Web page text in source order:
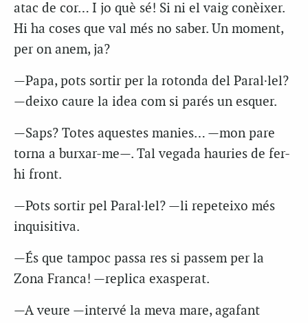
atac de cor… I jo què sé! Si ni el vaig conèixer.
Hi ha coses que val més no saber. Un moment,
per on anem, ja?
—Papa, pots sortir per la rotonda del Paral·lel?
—deixo caure la idea com si parés un esquer.
—Saps? Totes aquestes manies… —mon pare
torna a burxar-me—. Tal vegada hauries de fer-
hi front.
—Pots sortir pel Paral·lel? —li repeteixo més
inquisitiva.
—És que tampoc passa res si passem per la
Zona Franca! —replica exasperat.
—A veure —intervé la meva mare, agafant